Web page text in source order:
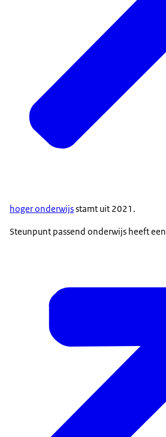
hoger onderwijsstamt uit 2021.
Steunpunt passend onderwijs heeft een